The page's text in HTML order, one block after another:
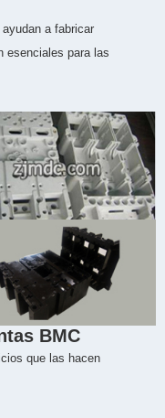
a fabricar
esenciales para las
BMC
que las hacen